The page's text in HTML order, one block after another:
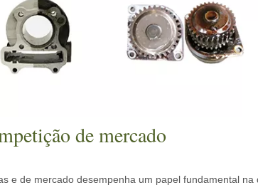
eficiência superiores. Esta tecnologia avançada
de mercado
e de mercado desempenha um papel fundamental